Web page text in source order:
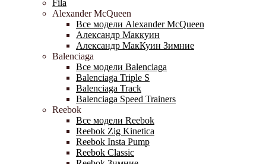
Fila
Alexander McQueen
Все модели Alexander McQueen
Александр Маккуин
Александр МакКуин Зимние
Balenciaga
Все модели Balenciaga
Balenciaga Triple S
Balenciaga Track
Balenciaga Speed Trainers
Reebok
Все модели Reebok
Reebok Zig Kinetica
Reebok Insta Pump
Reebok Classic